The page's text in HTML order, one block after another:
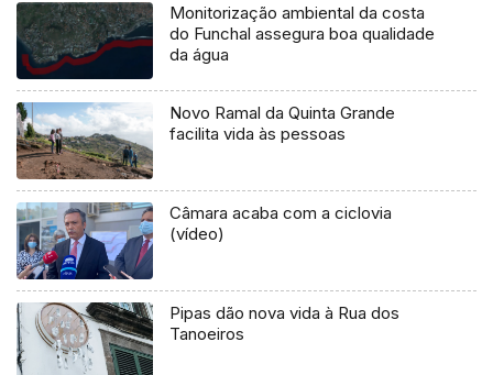
Monitorização ambiental da costa
do Funchal assegura boa qualidade
da água
Novo Ramal da Quinta Grande
facilita vida às pessoas
Câmara acaba com a ciclovia
(vídeo)
Pipas dão nova vida à Rua dos
Tanoeiros